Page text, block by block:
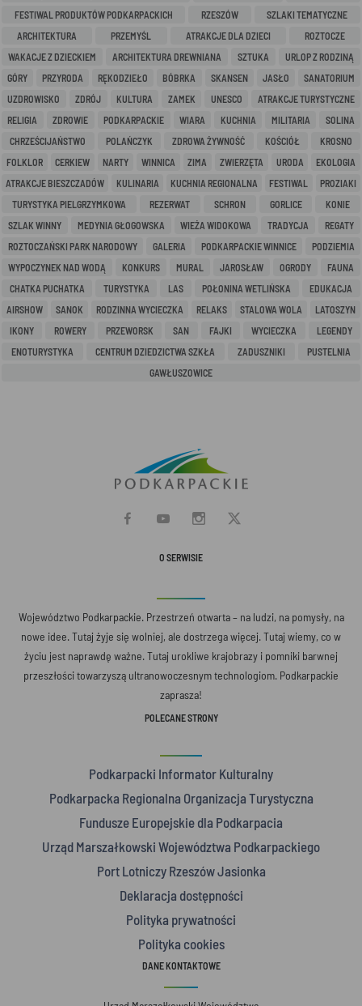
FESTIWAL PRODUKTÓW PODKARPACKICH
RZESZÓW
SZLAKI TEMATYCZNE
ARCHITEKTURA
PRZEMYŚL ATRAKCJE DLA DZIECI
ROZTOCZE
WAKACJE Z DZIECKIEM
ARCHITEKTURA DREWNIANA SZTUKA
URLOP Z RODZINĄ
GÓRY
PRZYRODA RĘKODZIEŁO BÓBRKA SKANSEN JASŁO
SANATORIUM
UZDROWISKO
ZDRÓJ KULTURA ZAMEK UNESCO
ATRAKCJE TURYSTYCZNE
RELIGIA
ZDROWIE PODKARPACKIE WIARA KUCHNIA MILITARIA
SOLINA
CHRZEŚCIJAŃSTWO
POLAŃCZYK ZDROWA ŻYWNOŚĆ KOŚCIÓŁ
KROSNO
FOLKLOR
CERKIEW NARTY WINNICA ZIMA ZWIERZĘTA URODA
EKOLOGIA
ATRAKCJE BIESZCZADÓW
KULINARIA KUCHNIA REGIONALNA FESTIWAL
PROZIAKI
TURYSTYKA PIELGRZYMKOWA
REZERWAT SCHRON GORLICE
KONIE
SZLAK WINNY
MEDYNIA GŁOGOWSKA WIEŻA WIDOKOWA TRADYCJA
REGATY
ROZTOCZAŃSKI PARK NARODOWY
GALERIA PODKARPACKIE WINNICE
PODZIEMIA
WYPOCZYNEK NAD WODĄ
KONKURS MURAL JAROSŁAW OGRODY
FAUNA
CHATKA PUCHATKA
TURYSTYKA LAS POŁONINA WETLIŃSKA
EDUKACJA
AIRSHOW
SANOK RODZINNA WYCIECZKA RELAKS STALOWA WOLA
LATOSZYN
IKONY
ROWERY PRZEWORSK SAN FAJKI WYCIECZKA
LEGENDY
ENOTURYSTYKA
CENTRUM DZIEDZICTWA SZKŁA ZADUSZNIKI
PUSTELNIA
GAWŁUSZOWICE
O SERWISIE
Województwo Podkarpackie. Przestrzeń otwarta – na ludzi, na pomysły, na
nowe idee. Tutaj żyje się wolniej, ale dostrzega więcej. Tutaj wiemy, co w
życiu jest naprawdę ważne. Tutaj urokliwe krajobrazy i pomniki barwnej
przeszłości towarzyszą ultranowoczesnym technologiom. Podkarpackie
zaprasza!
POLECANE STRONY
Podkarpacki Informator Kulturalny
Podkarpacka Regionalna Organizacja Turystyczna
Fundusze Europejskie dla Podkarpacia
Urząd Marszałkowski Województwa Podkarpackiego
Port Lotniczy Rzeszów Jasionka
Deklaracja dostępności
Polityka prywatności
Polityka cookies
DANE KONTAKTOWE